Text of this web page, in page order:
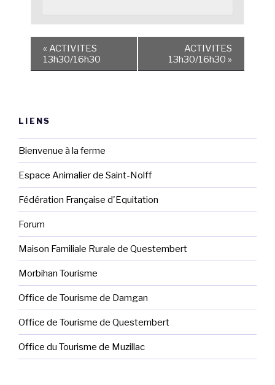
« ACTIVITES
13h30/16h30
ACTIVITES
13h30/16h30 »
LIENS
Bienvenue à la ferme
Espace Animalier de Saint-Nolff
Fédération Française d'Equitation
Forum
Maison Familiale Rurale de Questembert
Morbihan Tourisme
Office de Tourisme de Damgan
Office de Tourisme de Questembert
Office du Tourisme de Muzillac